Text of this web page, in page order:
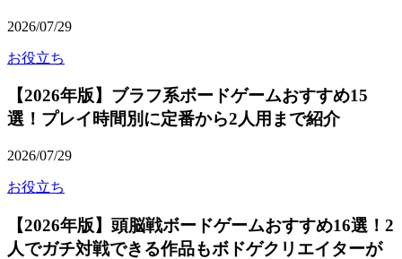
2026/07/29
お役立ち
【2026年版】ブラフ系ボードゲームおすすめ15
選！プレイ時間別に定番から2人用まで紹介
2026/07/29
お役立ち
【2026年版】頭脳戦ボードゲームおすすめ16選！2
人でガチ対戦できる作品もボドゲクリエイターが